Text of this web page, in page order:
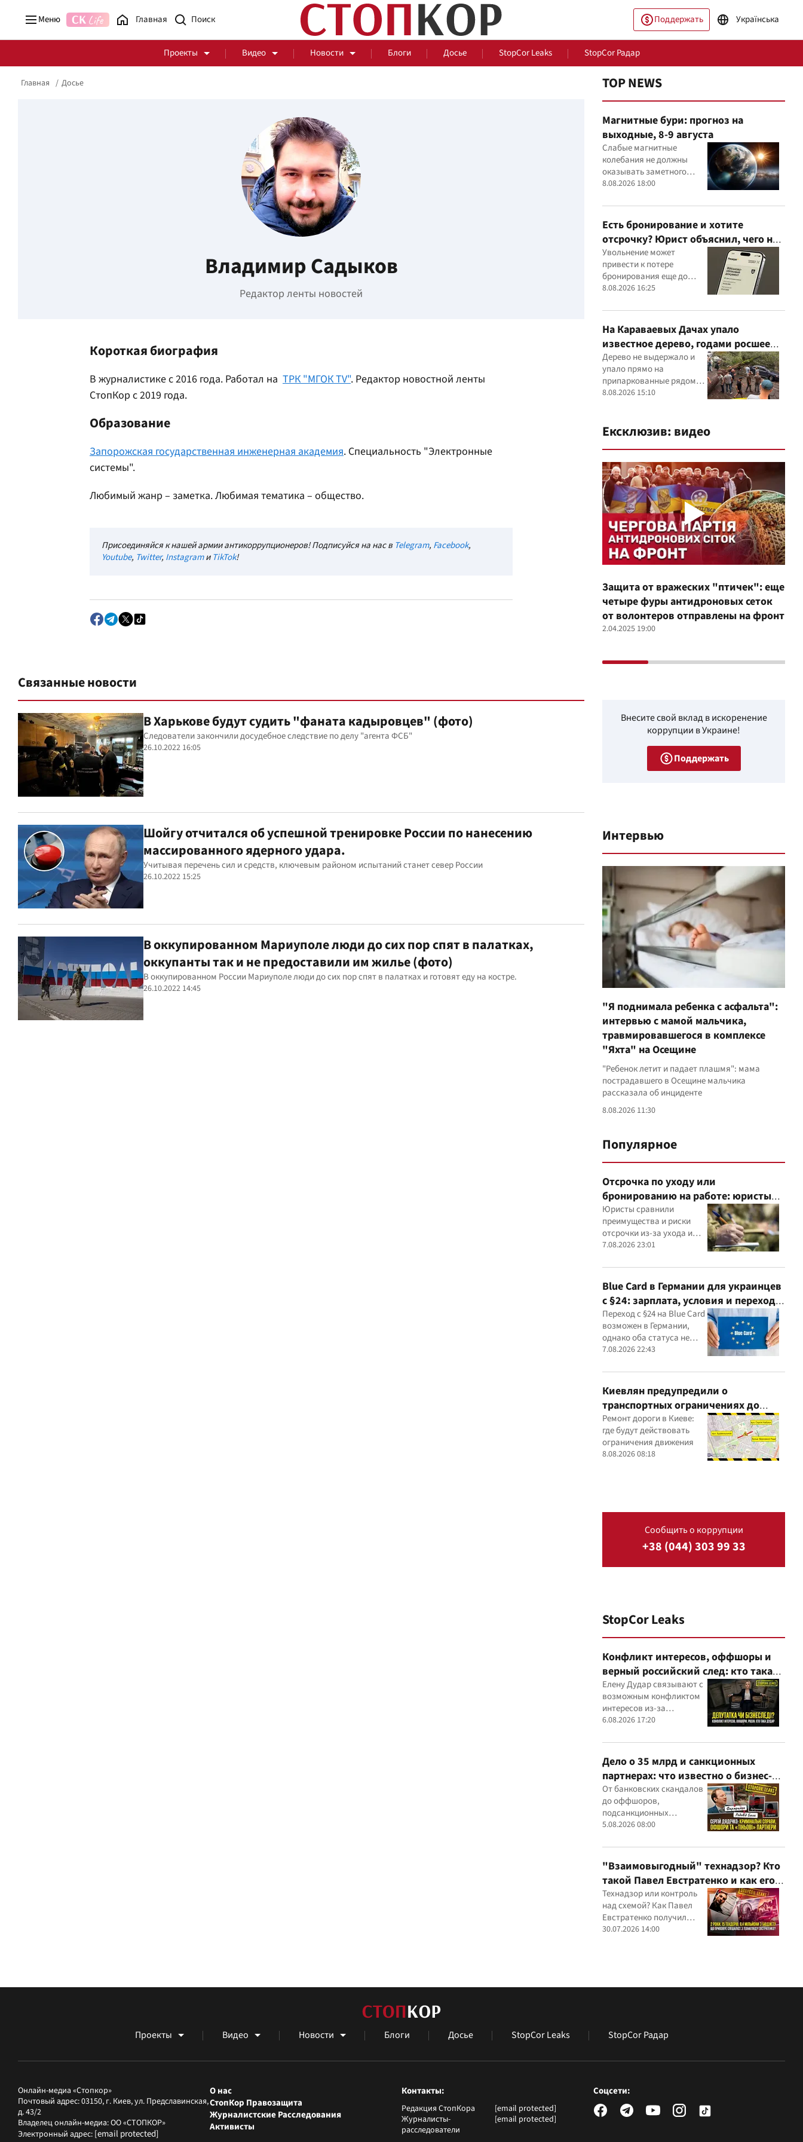
Меню Главная Поддержать Українська
Проекты Видео Новости Блоги Досье StopCor Leaks StopCor Радар
За оградой
События Мир
Главная Досье
Владимир Садыков
Редактор ленты новостей
Короткая биография
В журналистике с 2016 года. Работал на ТРК "МГОК TV". Редактор новостной ленты
СтопКор с 2019 года.
Образование
Запорожская государственная инженерная академия. Специальность "Электронные
системы".
Любимый жанр – заметка. Любимая тематика – общество.
Присоединяйся к нашей армии антикоррупционеров! Подписуйся на нас в Telegram, Facebook,
Youtube, Twitter, InstagramиTikTok!
Связанные новости
В Харькове будут судить "фаната кадыровцев" (фото)
Следователи закончили досудебное следствие по делу "агента ФСБ"
26.10.2022 16:05
Шойгу отчитался об успешной тренировке России по нанесению
массированного ядерного удара.
Учитывая перечень сил и средств, ключевым районом испытаний станет север России
26.10.2022 15:25
В оккупированном Мариуполе люди до сих пор спят в палатках,
оккупанты так и не предоставили им жилье (фото)
В оккупированном России Мариуполе люди до сих пор спят в палатках и готовят еду на костре.
26.10.2022 14:45
TOP NEWS
Магнитные бури: прогноз на
выходные, 8-9 августа
Слабые магнитные
колебания не должны
оказывать заметного
влияния на самочувствие
8.08.2026 18:00
Есть бронирование и хотите
отсрочку? Юрист объяснил, чего не
стоит делать
Увольнение может
привести к потере
бронирования еще до
оформления новой
8.08.2026 16:25
На Караваевых Дачах упало
известное дерево, годами росшее
сквозь МАФ
Дерево не выдержало и
упало прямо на
припаркованные рядом
машины
8.08.2026 15:10
Ексклюзив: видео
Защита от вражеских "птичек": еще
четыре фуры антидроновых сеток
от волонтеров отправлены на фронт
2.04.2025 19:00
Внесите свой вклад в искоренение
коррупции в Украине!
Поддержать
Интервью
"Я поднимала ребенка с асфальта":
интервью с мамой мальчика,
травмировавшегося в комплексе
"Яхта" на Осещине
"Ребенок летит и падает плашмя": мама
пострадавшего в Осещине мальчика
рассказала об инциденте
8.08.2026 11:30
Популярное
Отсрочка по уходу или
бронированию на работе: юристы
объяснили, что надежнее
Юристы сравнили
преимущества и риски
отсрочки из-за ухода и
бронирования работника
предприятием
7.08.2026 23:01
Blue Card в Германии для украинцев
с §24: зарплата, условия и переход в
2026 году
Переход с §24 на Blue Card
возможен в Германии,
однако оба статуса не
могут действовать
7.08.2026 22:43
Киевлян предупредили о
транспортных ограничениях до
конца августа
Ремонт дороги в Киеве:
где будут действовать
ограничения движения
8.08.2026 08:18
Сообщить о коррупции
+38 (044) 303 99 33
StopCor Leaks
Конфликт интересов, оффшоры и
верный российский след: кто такая
Елена Дударь
Елену Дудар связывают с
возможным конфликтом
интересов из-за
семейного строительного
скандалов, судебных дел
6.08.2026 17:20
Дело о 35 млрд и санкционных
партнерах: что известно о бизнес-
интересах Сергея Дядечко от
"Родовид Банка" до "ФАРМАСЕЛ"
От банковских скандалов
до оффшоров,
подсанкционных
партнеров и уголовных
связи Сергея Дядечко до
сих пор простираются
через Украину и несколько
иностранных юрисдикций
5.08.2026 08:00
"Взаимовыгодный" технадзор? Кто
такой Павел Евстратенко и как его
ФЛП получил доступ к бюджетным
миллионам?
Технадзор или контроль
над схемой? Как Павел
Евстратенко получил
миллионные подряды
30.07.2026 14:00
Проекты Видео Новости Блоги Досье StopCor Leaks StopCor Радар
Онлайн-медиа «Стопкор»
Почтовый адрес: 03150, г. Киев, ул. Предславинская,
д. 43/2
Владелец онлайн-медиа: ОО «СТОПКОР»
Электронный адрес: [email protected]
О нас
СтопКор Правозащита
Журналистские Расследования
Активисты
Контакты
Редакция СтопКора
[email protected]
Журналисты-
расследователи
[email protected]
Соцсети: